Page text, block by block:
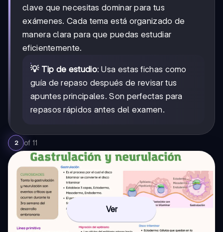
clave que necesitas dominar para tus
exámenes. Cada tema está organizado de
manera clara para que puedas estudiar
eficientemente.
💡 Tip de estudio: Usa estas fichas como
guía de repaso después de revisar tus
apuntes principales. Son perfectas para
repasos rápidos antes del examen.
2 of 11
Ver